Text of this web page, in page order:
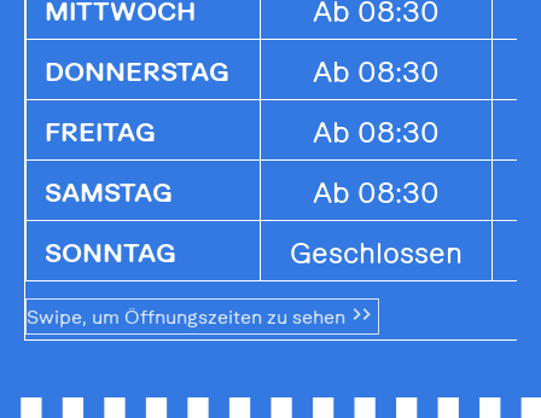
MITTWOCH Ab 08:30
DONNERSTAG Ab 08:30
FREITAG Ab 08:30
SAMSTAG Ab 08:30
SONNTAG Geschlossen
Swipe, um Öffnungszeiten zu sehen